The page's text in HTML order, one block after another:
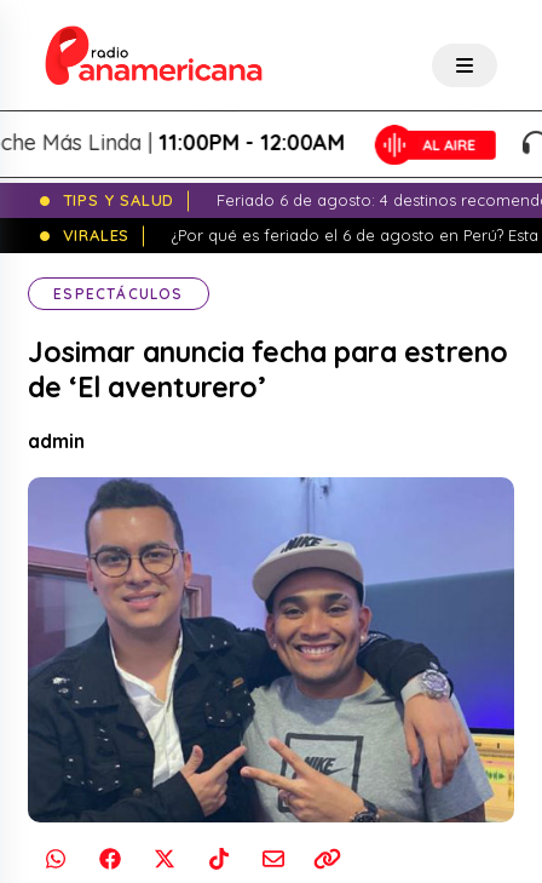
Linda |11:00PM - 12:00AM
TIPS Y SALUD
Feriado 6 de agosto: 4 destinos
VIRALES
¿Por qué es feriado el 6 de agosto en Perú?
ESPECTÁCULOS
Josimar anuncia fecha para estreno
de ‘El aventurero’
admin